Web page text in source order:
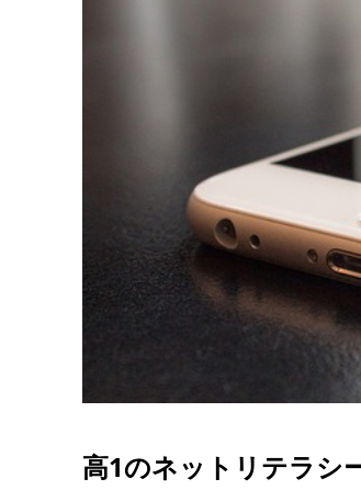
高1のネットリテラシ